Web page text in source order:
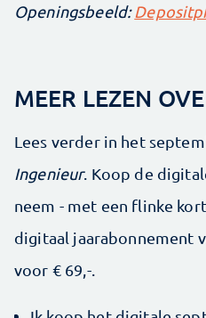
Openingsbeeld:
MEER LEZEN
Lees verder in het
Ingenieur. Koop de
neem - met een flinke
digitaal jaarabonnement
voor € 69,-.